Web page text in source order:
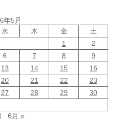
年5月
水 木 金
土
1
2
6 7 8
9
13 14 15
16
20 21 22
23
27 28 29
30
6月 »